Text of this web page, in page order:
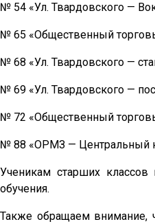
№ 54 «Ул. Твардовского —
№ 65 «Общественный
№ 68 «Ул. Твардовского —
№ 69 «Ул. Твардовского —
№ 72 «Общественный
№ 88 «ОРМЗ — Центральный
Ученикам старших классов
обучения.
Также обращаем внимание,